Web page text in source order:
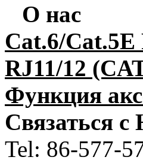
О нас
Cat.6/Cat.5E
RJ11/12
Функция
Связаться
Tel: 86-577-